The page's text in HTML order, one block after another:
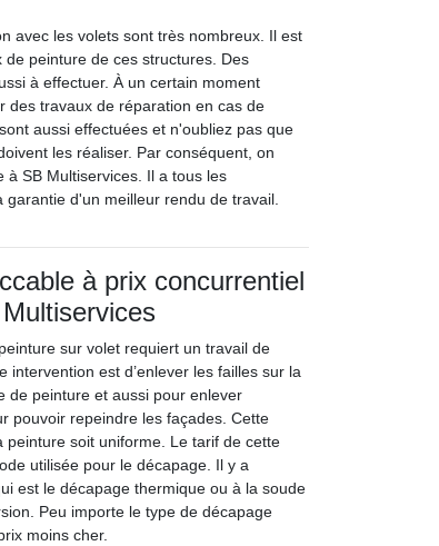
avec les volets sont très nombreux. Il est
peinture de ces structures. Des
à effectuer. À un certain moment
des travaux de réparation en cas de
aussi effectuées et n'oubliez pas que
les réaliser. Par conséquent, on
SB Multiservices. Il a tous les
d'un meilleur rendu de travail.
à prix concurrentiel
sur volet requiert un travail de
intervention est d’enlever les failles sur la
de peinture et aussi pour enlever
pouvoir repeindre les façades. Cette
peinture soit uniforme. Le tarif de cette
utilisée pour le décapage. Il y a
est le décapage thermique ou à la soude
Peu importe le type de décapage
moins cher.